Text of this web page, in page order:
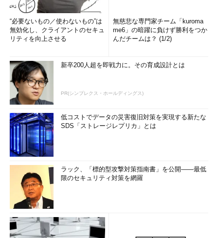
“必要ないもの／使わないもの”は
無効化し、クライアントのセキュ
リティを向上させる
無慈悲な専門家チーム「kuroma
me6」の暗躍に負けず勝利をつか
んだチームは？ (1/2)
新卒200人超を即戦力に。その育成設計とは
PR(シンプレクス・ホールディングス)
低コストでデータの災害復旧対策を実現する新たな
SDS「ストレージレプリカ」とは
ラック、「標的型攻撃対策指南書」を公開――最低
限のセキュリティ対策を網羅